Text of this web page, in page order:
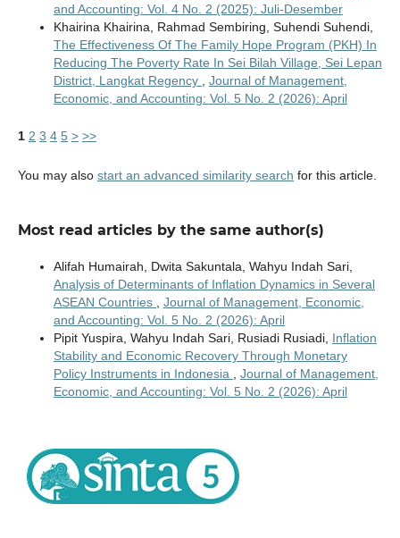
and Accounting: Vol. 4 No. 2 (2025): Juli-Desember
Khairina Khairina, Rahmad Sembiring, Suhendi Suhendi,
The Effectiveness Of The Family Hope Program (PKH) In
Reducing The Poverty Rate In Sei Bilah Village, Sei Lepan
District, Langkat Regency , Journal of Management,
Economic, and Accounting: Vol. 5 No. 2 (2026): April
1 2 3 4 5 > >>
You may also start an advanced similarity search for this article.
Most read articles by the same author(s)
Alifah Humairah, Dwita Sakuntala, Wahyu Indah Sari,
Analysis of Determinants of Inflation Dynamics in Several
ASEAN Countries , Journal of Management, Economic,
and Accounting: Vol. 5 No. 2 (2026): April
Pipit Yuspira, Wahyu Indah Sari, Rusiadi Rusiadi, Inflation
Stability and Economic Recovery Through Monetary
Policy Instruments in Indonesia , Journal of Management,
Economic, and Accounting: Vol. 5 No. 2 (2026): April